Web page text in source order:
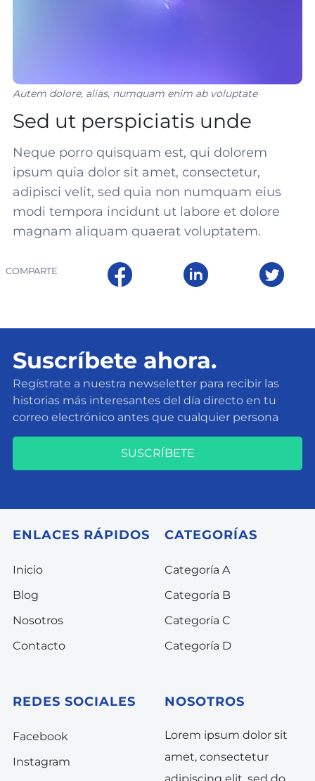
Autem dolore, alias, numquam enim ab voluptate
Sed ut perspiciatis unde
Neque porro quisquam est, qui dolorem
ipsum quia dolor sit amet, consectetur,
adipisci velit, sed quia non numquam eius
modi tempora incidunt ut labore et dolore
magnam aliquam quaerat voluptatem.
COMPARTE
Suscríbete ahora.
Regístrate a nuestra newseletter para recibir las
historias más interesantes del día directo en tu
correo electrónico antes que cualquier persona
SUSCRÍBETE
ENLACES RÁPIDOS
Inicio
Blog
Nosotros
Contacto
CATEGORÍAS
Categoría A
Categoría B
Categoría C
Categoría D
REDES SOCIALES
Facebook
Instagram
NOSOTROS
Lorem ipsum dolor sit
amet, consectetur